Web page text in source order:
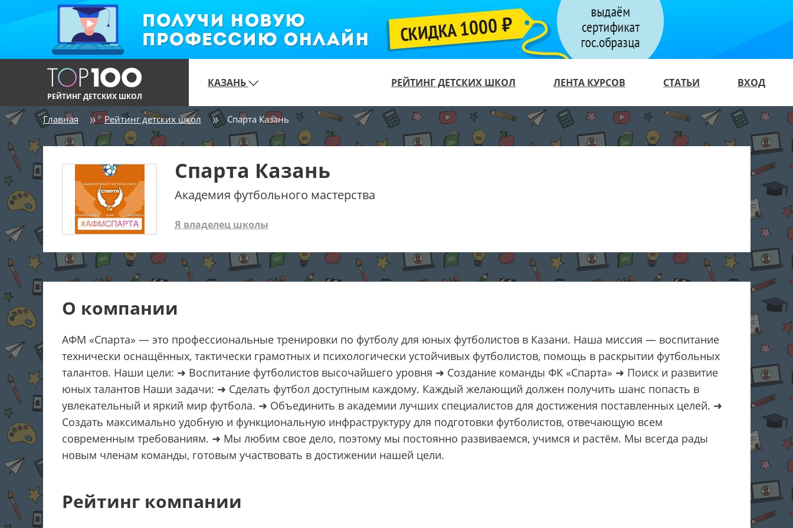
РЕЙТИНГ ДЕТСКИХ ШКОЛ
КАЗАНЬ РЕЙТИНГ ДЕТСКИХ ШКОЛ ЛЕНТА КУРСОВ СТАТЬИ ВХОД
Главная Рейтинг детских школ Спарта Казань
Спарта Казань
Академия футбольного мастерства
Я владелец школы
О компании
АФМ «Спарта» — это профессиональные тренировки по футболу для юных футболистов в Казани. Наша миссия — воспитание
технически оснащённых, тактически грамотных и психологически устойчивых футболистов, помощь в раскрытии футбольных
талантов. Наши цели: ➜ Воспитание футболистов высочайшего уровня ➜ Создание команды ФК «Спарта» ➜ Поиск и развитие
юных талантов Наши задачи: ➜ Сделать футбол доступным каждому. Каждый желающий должен получить шанс попасть в
увлекательный и яркий мир футбола. ➜ Объединить в академии лучших специалистов для достижения поставленных целей. ➜
Создать максимально удобную и функциональную инфраструктуру для подготовки футболистов, отвечающую всем
современным требованиям. ➜ Мы любим свое дело, поэтому мы постоянно развиваемся, учимся и растём. Мы всегда рады
новым членам команды, готовым участвовать в достижении нашей цели.
Рейтинг компании